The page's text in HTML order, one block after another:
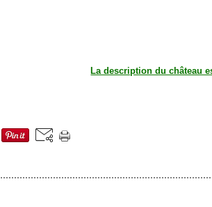
La description du château